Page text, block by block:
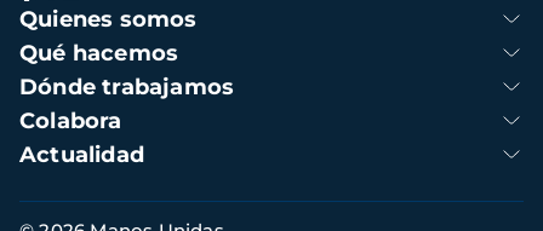
Navegación
principal
Quienes somos
Qué hacemos
Dónde trabajamos
Colabora
Actualidad